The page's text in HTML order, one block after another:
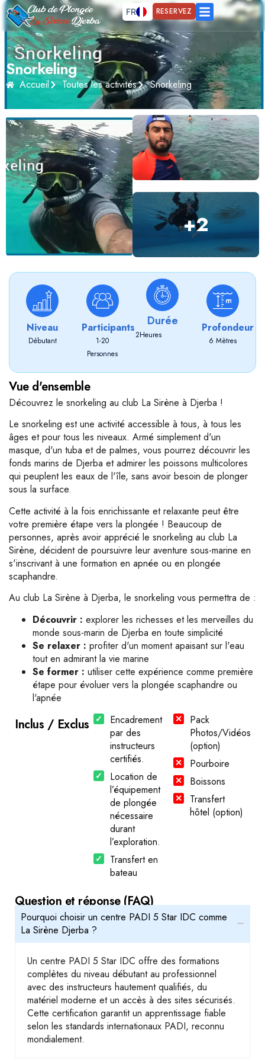
RESERVEZ
FR
EN
DE
Snorkeling
Accueil Toutes les activités Snorkeling
+2
Niveau
Débutant
Participants
1-20
Personnes
Durée
2Heures
Profondeur
6 Mètres
Vue d'ensemble
Découvrez le snorkeling au club La Sirène à Djerba !
Le snorkeling est une activité accessible à tous, à tous les
âges et pour tous les niveaux. Armé simplement d'un
masque, d'un tuba et de palmes, vous pourrez découvrir les
fonds marins de Djerba et admirer les poissons multicolores
qui peuplent les eaux de l'île, sans avoir besoin de plonger
sous la surface.
Cette activité à la fois enrichissante et relaxante peut être
votre première étape vers la plongée ! Beaucoup de
personnes, après avoir apprécié le snorkeling au club La
Sirène, décident de poursuivre leur aventure sous-marine en
s'inscrivant à une formation en apnée ou en plongée
scaphandre.
Au club La Sirène à Djerba, le snorkeling vous permettra de :
Découvrir : explorer les richesses et les merveilles du
monde sous-marin de Djerba en toute simplicité
Se relaxer : profiter d'un moment apaisant sur l'eau
tout en admirant la vie marine
Se former : utiliser cette expérience comme première
étape pour évoluer vers la plongée scaphandre ou
l'apnée
Inclus / Exclus
Encadrement
par des
instructeurs
certifiés.
Location de
l’équipement
de plongée
nécessaire
durant
l’exploration.
Transfert en
bateau
Pack
Photos/Vidéos
(option)
Pourboire
Boissons
Transfert
hôtel (option)
Question et réponse (FAQ)
Pourquoi choisir un centre PADI 5 Star IDC comme
La Sirène Djerba ?
Un centre PADI 5 Star IDC offre des formations
complètes du niveau débutant au professionnel
avec des instructeurs hautement qualifiés, du
matériel moderne et un accès à des sites sécurisés.
Cette certification garantit un apprentissage fiable
selon les standards internationaux PADI, reconnu
mondialement.